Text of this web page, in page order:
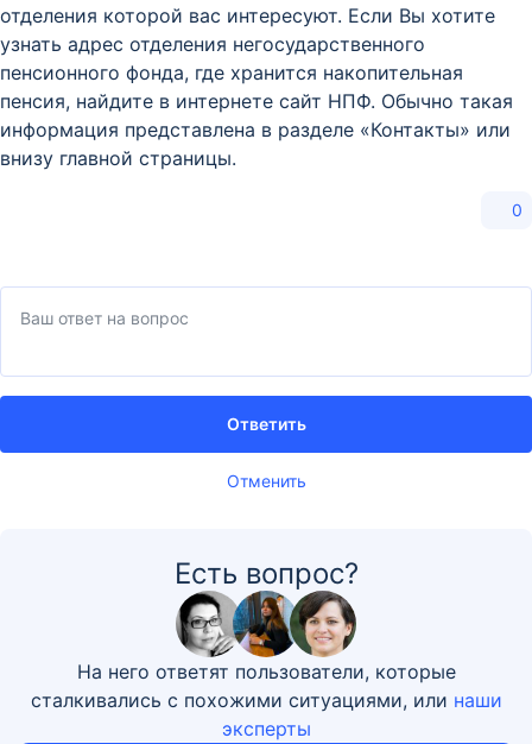
отделения которой вас интересуют. Если Вы хотите
узнать адрес отделения негосударственного
пенсионного фонда, где хранится накопительная
пенсия, найдите в интернете сайт НПФ. Обычно такая
информация представлена в разделе «Контакты» или
внизу главной страницы.
0
Отменить
Ответить
Есть вопрос?
На него ответят пользователи, которые
сталкивались с похожими ситуациями, или наши
эксперты